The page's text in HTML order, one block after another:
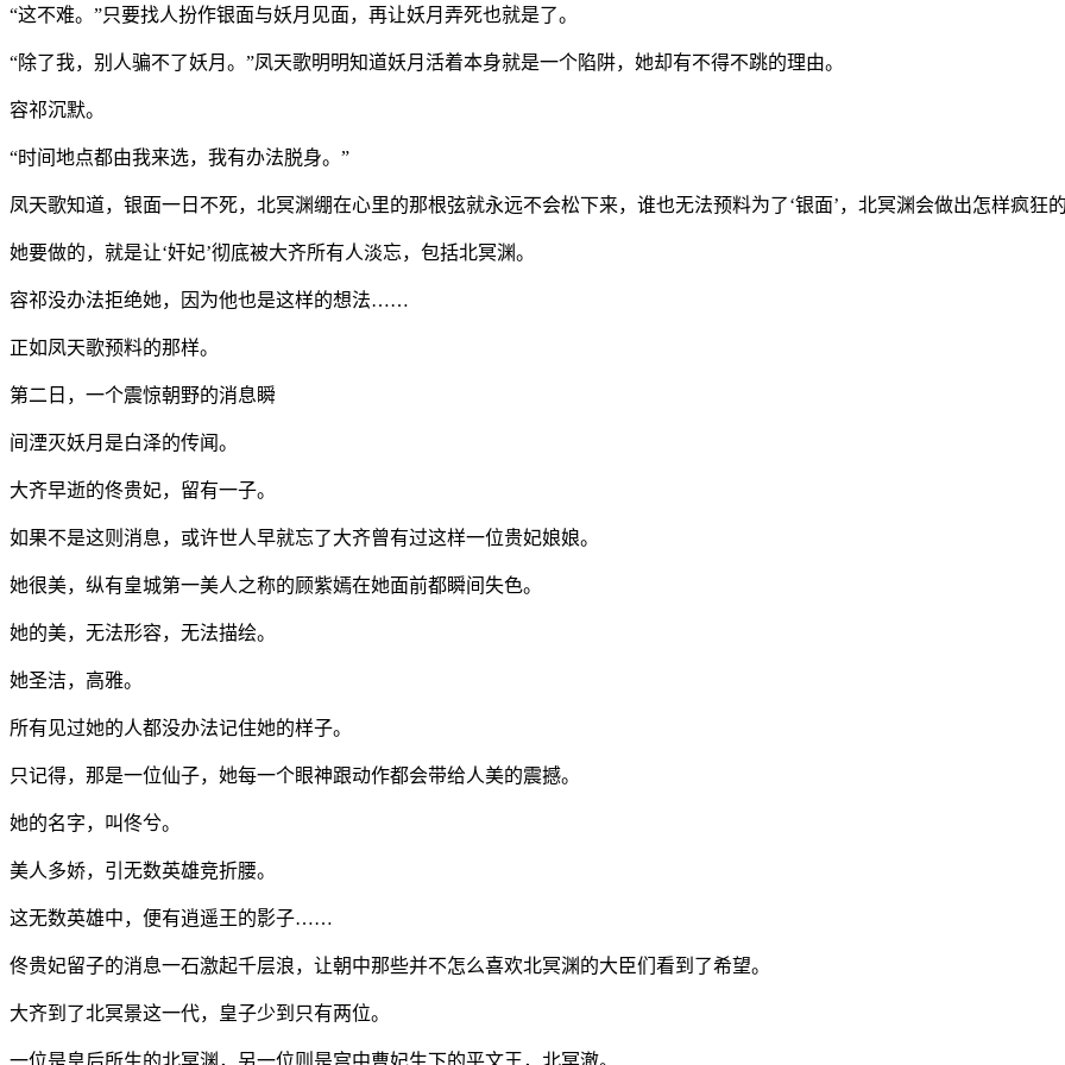
“这不难。”只要找人扮作银面与妖月见面，再让妖月弄死也就是了。
“除了我，别人骗不了妖月。”凤天歌明明知道妖月活着本身就是一个陷阱，她却有不得不跳的理由。
容祁沉默。
“时间地点都由我来选，我有办法脱身。”
凤天歌知道，银面一日不死，北冥渊绷在心里的那根弦就永远不会松下来，谁也无法预料为了‘银面’，北冥渊会做出怎样疯狂
她要做的，就是让‘奸妃’彻底被大齐所有人淡忘，包括北冥渊。
容祁没办法拒绝她，因为他也是这样的想法……
正如凤天歌预料的那样。
第二日，一个震惊朝野的消息瞬
间湮灭妖月是白泽的传闻。
大齐早逝的佟贵妃，留有一子。
如果不是这则消息，或许世人早就忘了大齐曾有过这样一位贵妃娘娘。
她很美，纵有皇城第一美人之称的顾紫嫣在她面前都瞬间失色。
她的美，无法形容，无法描绘。
她圣洁，高雅。
所有见过她的人都没办法记住她的样子。
只记得，那是一位仙子，她每一个眼神跟动作都会带给人美的震撼。
她的名字，叫佟兮。
美人多娇，引无数英雄竞折腰。
这无数英雄中，便有逍遥王的影子……
佟贵妃留子的消息一石激起千层浪，让朝中那些并不怎么喜欢北冥渊的大臣们看到了希望。
大齐到了北冥景这一代，皇子少到只有两位。
一位是皇后所生的北冥渊，另一位则是宫中曹妃生下的平文王，北冥澈。